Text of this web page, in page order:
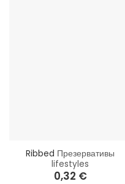
Ribbed Презервативы
lifestyles
0,32 €